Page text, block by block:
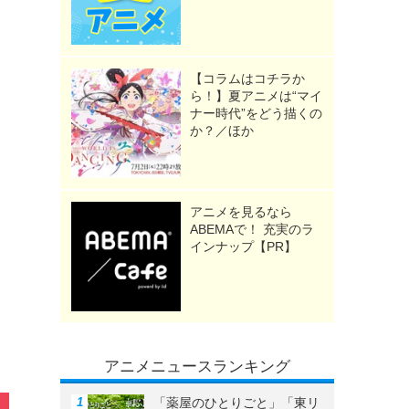
【コラムはコチラか
ら！】夏アニメは“マイ
ナー時代”をどう描くの
か？／ほか
アニメを見るなら
ABEMAで！ 充実のラ
インナップ【PR】
アニメニュースランキング
「薬屋のひとりごと」「東リ